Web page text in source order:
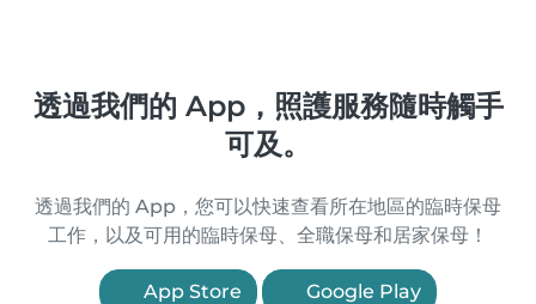
透過我們的 App，照護服務隨時觸手
可及。
透過我們的 App，您可以快速查看所在地區的臨時保母
工作，以及可用的臨時保母、全職保母和居家保母！
App Store Google Play